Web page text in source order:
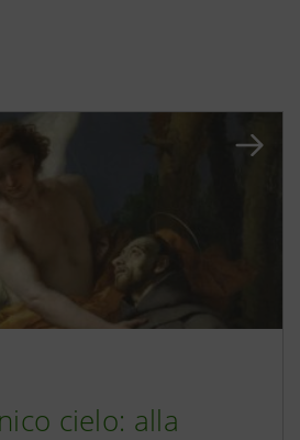
cielo: alla